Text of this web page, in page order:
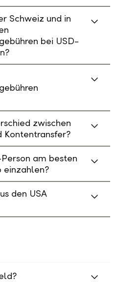
Schweiz und in
bei USD-
zwischen
Kontentransfer?
am besten
einzahlen?
den USA